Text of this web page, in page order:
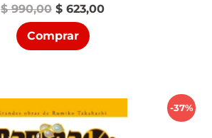
$990,00 El
precio
original
era:
$ 623,00El
Comprar
-37%